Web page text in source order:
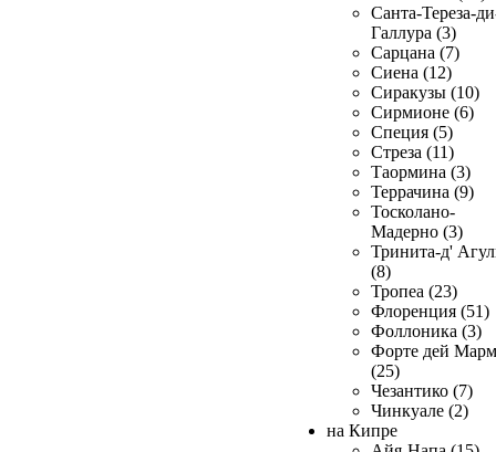
Санта-Тереза-
Галлура (3)
Сарцана (7)
Сиена (12)
Сиракузы (10)
Сирмионе (6)
Специя (5)
Стреза (11)
Таормина (3)
Террачина (9)
Тосколано-
Мадерно (3)
Тринита-д'
(8)
Тропеа (23)
Флоренция (51)
Фоллоника (3)
Форте дей
(25)
Чезантико (7)
Чинкуале (2)
на Кипре